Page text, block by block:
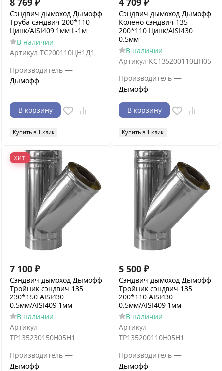
8 769 ₽
Сэндвич дымоход Дымофф
Труба сэндвич 200*110
Цинк/AISI409 1мм L-1м
В наличии
Артикул ТС200110ЦН1Д1
Производитель —
Дымофф
В корзину
Купить в 1 клик
4 709 ₽
Сэндвич дымоход Дымофф
Колено сэндвич 135
200*110 Цинк/AISI430
0.5мм
В наличии
Артикул КС135200110ЦН05
Производитель —
Дымофф
В корзину
Купить в 1 клик
ХИТ
7 100 ₽
Сэндвич дымоход Дымофф
Тройник сэндвич 135
230*150 AISI430
0.5мм/AISI409 1мм
В наличии
Артикул
ТР135230150Н05Н1
Производитель —
Дымофф
5 500 ₽
Сэндвич дымоход Дымофф
Тройник сэндвич 135
200*110 AISI430
0.5мм/AISI409 1мм
В наличии
Артикул
ТР135200110Н05Н1
Производитель —
Дымофф